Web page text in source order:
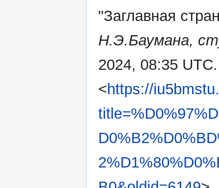
"Заглавная
Н.Э.Баумана,
2024, 08:35
<https://